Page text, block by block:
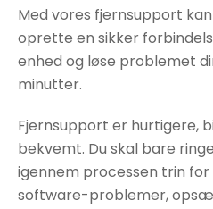
Med vores fjernsupport
oprette en sikker
enhed og løse problemet
minutter.
Fjernsupport er hurtigere,
bekvemt. Du skal bare
igennem processen trin
software-problemer,